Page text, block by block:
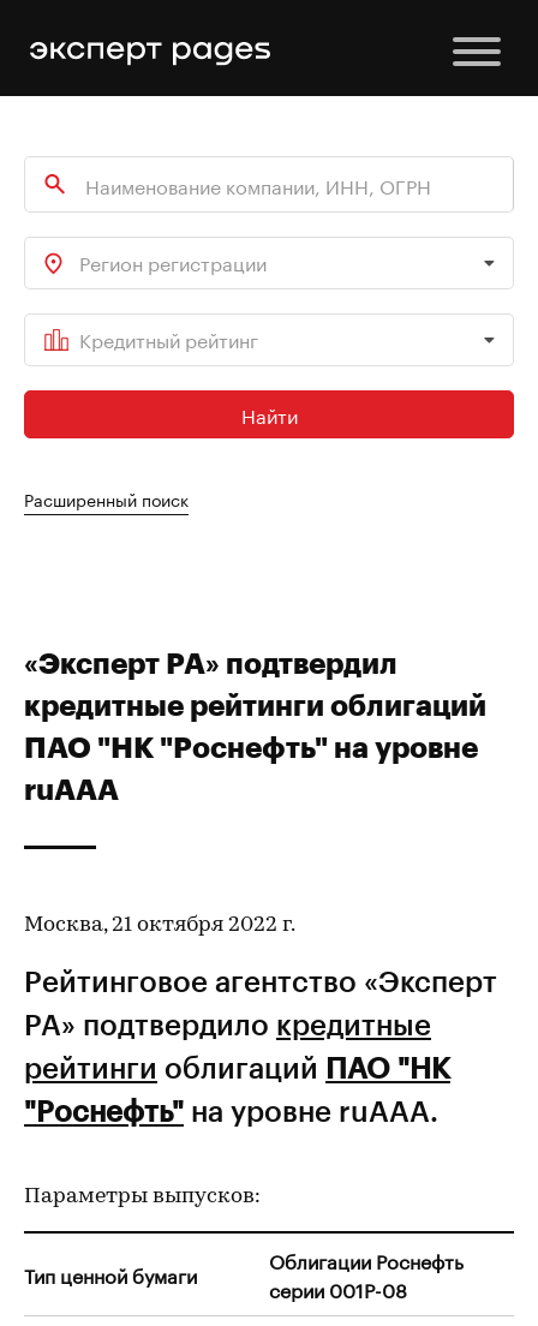
Регион регистрации
Кредитный рейтинг
Найти
Расширенный поиск
«Эксперт РА» подтвердил
кредитные рейтинги облигаций
ПАО "НК "Роснефть" на уровне
ruAAA
Москва, 21 октября 2022 г.
Рейтинговое агентство «Эксперт
РА» подтвердило кредитные
рейтинги облигаций ПАО "НК
"Роснефть" на уровне ruAAA.
Параметры выпусков:
Тип ценной бумаги
Облигации Роснефть
серии 001P-08